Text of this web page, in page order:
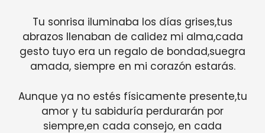
Tu sonrisa iluminaba los días grises,tus
abrazos llenaban de calidez mi alma,cada
gesto tuyo era un regalo de bondad,suegra
amada, siempre en mi corazón estarás.
Aunque ya no estés físicamente presente,tu
amor y tu sabiduría perdurarán por
siempre,en cada consejo, en cada